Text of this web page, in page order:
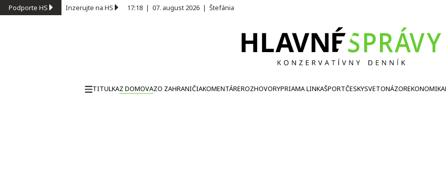
Podporte HS Inzerujte na HS 17:18 | 07. august 2026 | Štefánia
TITULKAZ DOMOVAZO ZAHRANIČIAKOMENTÁREROZHOVORYPRIAMA LINKAŠPORTČESKYSVETONÁZOREKONOMIKA